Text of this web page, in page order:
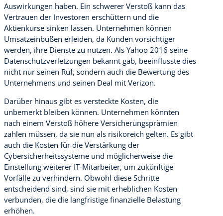
Auswirkungen haben. Ein schwerer Verstoß kann das
Vertrauen der Investoren erschüttern und die
Aktienkurse sinken lassen. Unternehmen können
Umsatzeinbußen erleiden, da Kunden vorsichtiger
werden, ihre Dienste zu nutzen. Als Yahoo 2016 seine
Datenschutzverletzungen bekannt gab, beeinflusste dies
nicht nur seinen Ruf, sondern auch die Bewertung des
Unternehmens und seinen Deal mit Verizon.
Darüber hinaus gibt es versteckte Kosten, die
unbemerkt bleiben können. Unternehmen könnten
nach einem Verstoß höhere Versicherungsprämien
zahlen müssen, da sie nun als risikoreich gelten. Es gibt
auch die Kosten für die Verstärkung der
Cybersicherheitssysteme und möglicherweise die
Einstellung weiterer IT-Mitarbeiter, um zukünftige
Vorfälle zu verhindern. Obwohl diese Schritte
entscheidend sind, sind sie mit erheblichen Kosten
verbunden, die die langfristige finanzielle Belastung
erhöhen.